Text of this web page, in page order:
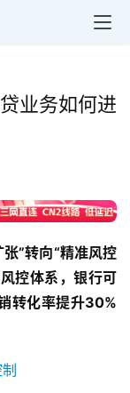
业务如何进
”转向“精准风控
控体系，银行可
转化率提升30%